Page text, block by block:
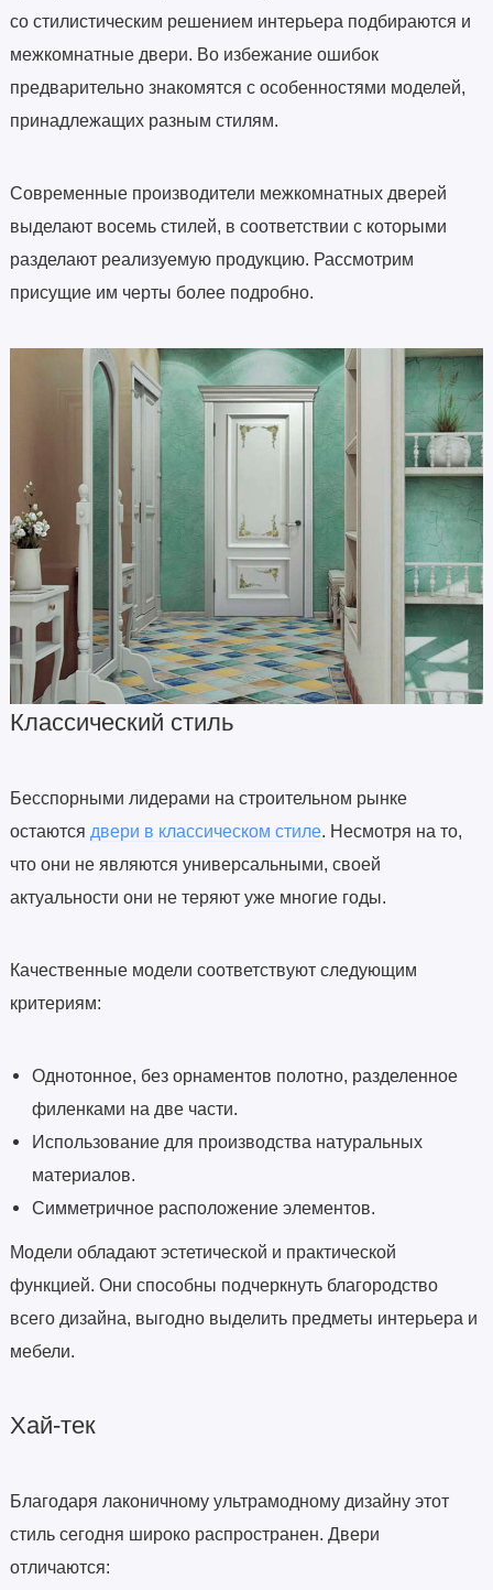
со стилистическим решением интерьера подбираются и
межкомнатные двери. Во избежание ошибок
предварительно знакомятся с особенностями моделей,
принадлежащих разным стилям.
Современные производители межкомнатных дверей
выделают восемь стилей, в соответствии с которыми
разделают реализуемую продукцию. Рассмотрим
присущие им черты более подробно.
Классический стиль
Бесспорными лидерами на строительном рынке
остаются двери в классическом стиле. Несмотря на то,
что они не являются универсальными, своей
актуальности они не теряют уже многие годы.
Качественные модели соответствуют следующим
критериям:
Однотонное, без орнаментов полотно, разделенное
филенками на две части.
Использование для производства натуральных
материалов.
Симметричное расположение элементов.
Модели обладают эстетической и практической
функцией. Они способны подчеркнуть благородство
всего дизайна, выгодно выделить предметы интерьера и
мебели.
Хай-тек
Благодаря лаконичному ультрамодному дизайну этот
стиль сегодня широко распространен. Двери
отличаются: